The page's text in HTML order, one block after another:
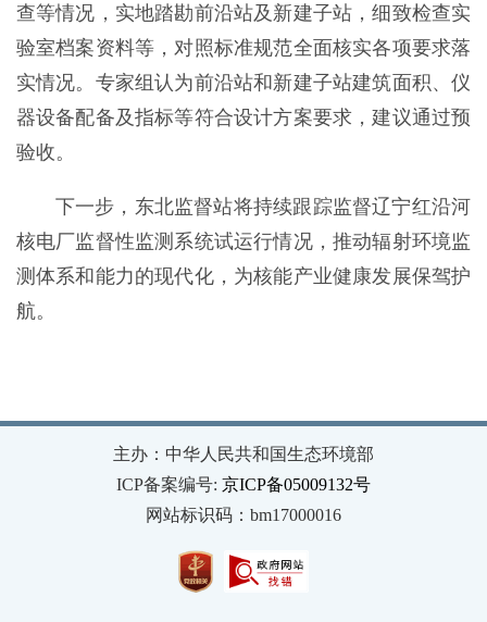
查等情况，实地踏勘前沿站及新建子站，细致检查实
验室档案资料等，对照标准规范全面核实各项要求落
实情况。专家组认为前沿站和新建子站建筑面积、仪
器设备配备及指标等符合设计方案要求，建议通过预
验收。
下一步，东北监督站将持续跟踪监督辽宁红沿河
核电厂监督性监测系统试运行情况，推动辐射环境监
测体系和能力的现代化，为核能产业健康发展保驾护
航。
主办：中华人民共和国生态环境部
ICP备案编号: 京ICP备05009132号
网站标识码：bm17000016